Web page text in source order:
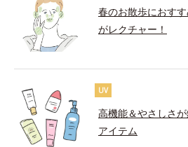
春のお散歩におす
がレクチャー！
UV
高機能＆やさしさ
アイテム